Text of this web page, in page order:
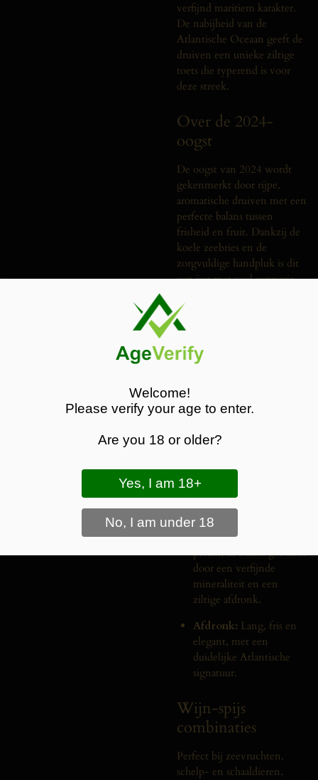
verfijnd maritiem karakter.
De nabijheid van de
Atlantische Oceaan geeft de
druiven een unieke ziltige
toets die typerend is voor
deze streek.
Over de 2024-
oogst
De oogst van 2024 wordt
gekenmerkt door rijpe,
aromatische druiven met een
perfecte balans tussen
frisheid en fruit. Dankzij de
koele zeebries en de
zorgvuldige handpluk is dit
een jaar met veel expressie
Proefnotities
Kleur:
tropisch fruit zoals ananas
en mango, aangevuld
met groene appel, citrus
bloemen.
Smaak:Fris en levendig
met sappige tonen van
limoen, grapefruit en
perzik, in balans gebracht
door een verfijnde
mineraliteit en een
ziltige afdronk.
Afdronk: Lang, fris en
elegant, met een
duidelijke Atlantische
signatuur.
Wijn-spijs
combinaties
Perfect bij zeevruchten,
schelp- en schaaldieren,
Welcome!
Please verify your age to enter.
Are you 18 or older?